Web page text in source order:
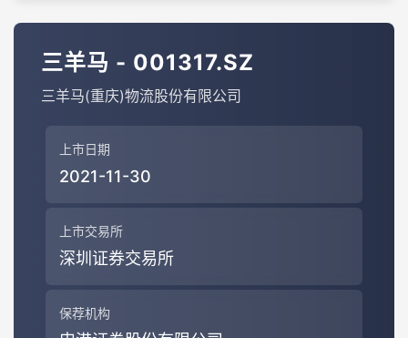
三羊马 - 001317.SZ
三羊马(重庆)物流股份有限公司
上市日期
2021-11-30
上市交易所
深圳证券交易所
保荐机构